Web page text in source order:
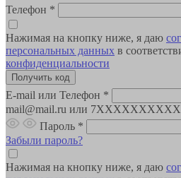
Телефон *
Нажимая на кнопку ниже, я даю
персональных данных в
конфиденциальности
E-mail или Телефон *
mail@mail.ru или 7XXXXXXXXXX
Пароль *
Забыли пароль?
Нажимая на кнопку ниже, я даю